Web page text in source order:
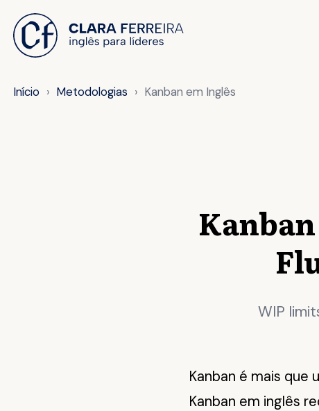
Início Metodologias Kanban em Inglês
WIP
Kanban é mais que
Kanban em inglês